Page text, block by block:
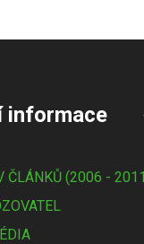
informace
ČLÁNKŮ (2006 -